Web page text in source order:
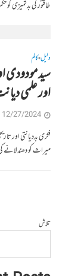
طاقتور کی بدتمیزی
دلیل•کالم
سید مودودی
اور علمی
12/27/2024
فکری بددیانتی اور
میراث کو دھندلانے
تلاش